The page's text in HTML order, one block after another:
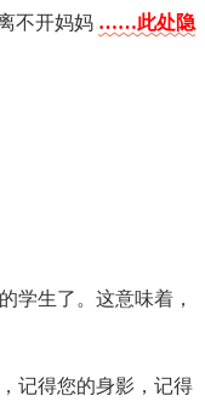
不开妈妈 ……此处隐
学生了。这意味着，
记得您的身影，记得